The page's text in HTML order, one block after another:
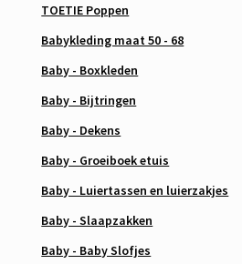
TOETIE Poppen
Babykleding maat 50 - 68
Baby - Boxkleden
Baby - Bijtringen
Baby - Dekens
Baby - Groeiboek etuis
Baby - Luiertassen en luierzakjes
Baby - Slaapzakken
Baby - Baby Slofjes